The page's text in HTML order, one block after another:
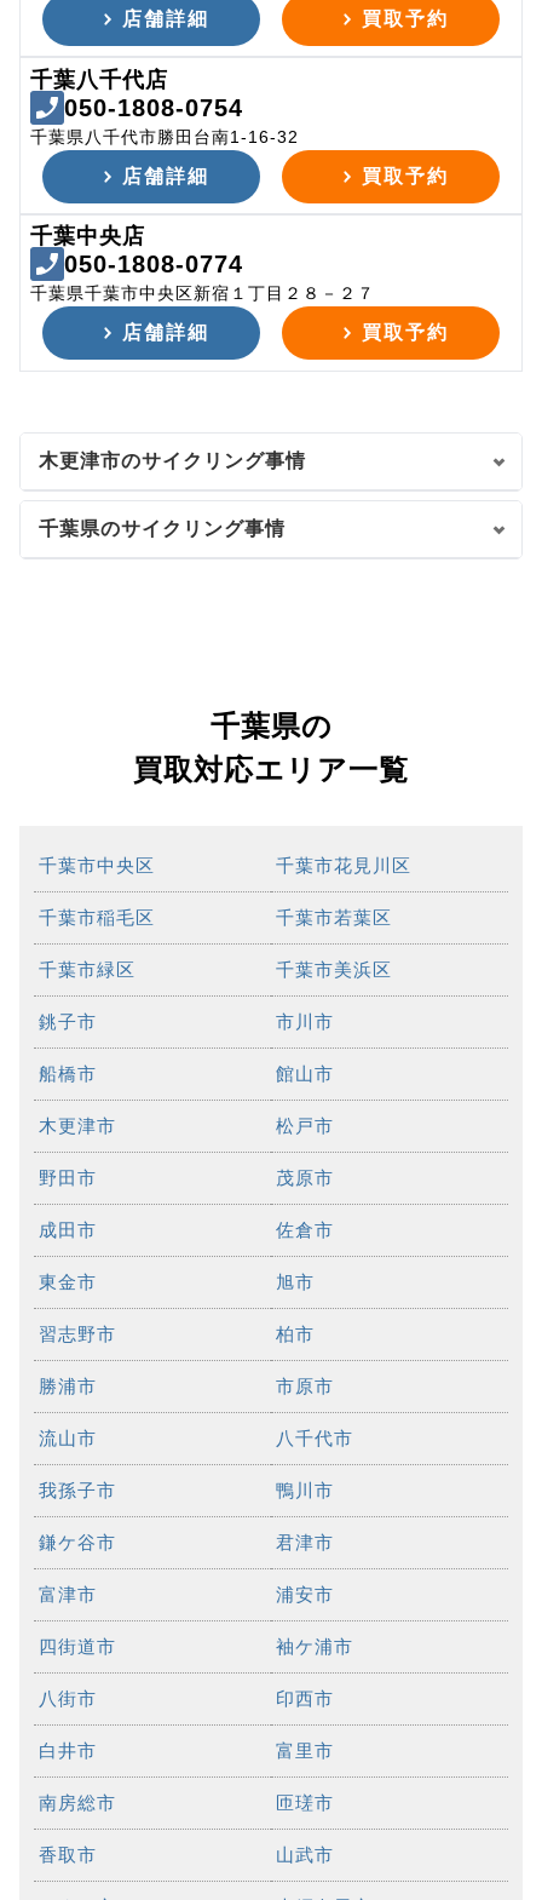
店舗詳細 買取予約
千葉八千代店
050-1808-0754
千葉県八千代市勝田台南1-16-32
店舗詳細 買取予約
千葉中央店
050-1808-0774
千葉県千葉市中央区新宿１丁目２８－２７
店舗詳細 買取予約
木更津市のサイクリング事情
千葉県のサイクリング事情
千葉県の
買取対応エリア一覧
千葉市中央区 千葉市花見川区
千葉市稲毛区 千葉市若葉区
千葉市緑区 千葉市美浜区
銚子市 市川市
船橋市 館山市
木更津市 松戸市
野田市 茂原市
成田市 佐倉市
東金市 旭市
習志野市 柏市
勝浦市 市原市
流山市 八千代市
我孫子市 鴨川市
鎌ケ谷市 君津市
富津市 浦安市
四街道市 袖ケ浦市
八街市 印西市
白井市 富里市
南房総市 匝瑳市
香取市 山武市